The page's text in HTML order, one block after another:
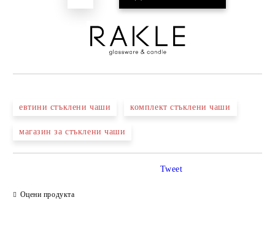
евтини стъклени чаши комплект стъклени чаши
магазин за стъклени чаши
Оцени продукта
Tweet